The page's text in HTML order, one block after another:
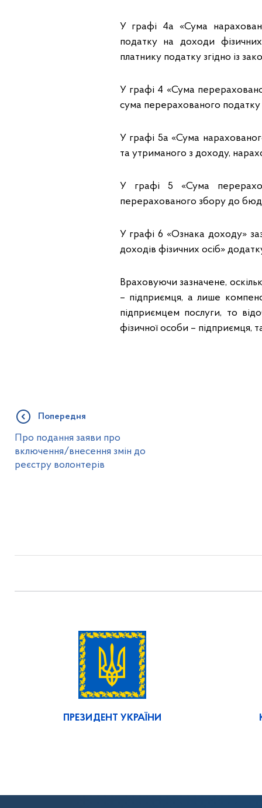
У графі 4а «Сума
податку на доходи
платнику податку згідно із
У графі 4 «Сума
сума перерахованого податку
У графі 5а «Сума
та утриманого з доходу,
У графі 5 «Сума
перерахованого збору до
У графі 6 «Ознака доходу»
доходів фізичних осіб»
Враховуючи зазначене,
– підприємця, а лише
підприємцем послуги, то
фізичної особи – підприємця,
Попередня
Про подання заяви про
включення/внесення змін до
реєстру волонтерів
ПРЕЗИДЕНТ УКРАЇНИ